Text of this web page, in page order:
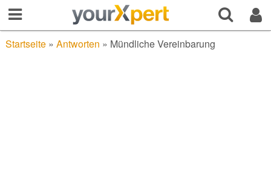
Startseite» Antworten » Mündliche Vereinbarung